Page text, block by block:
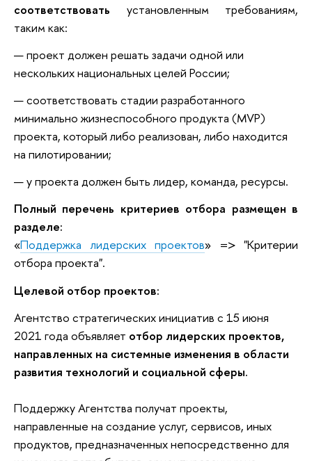
соответствовать установленным требованиям,
таким как:
проект должен решать задачи одной или
нескольких национальных целей России;
соответствовать стадии разработанного
минимально жизнеспособного продукта (MVP)
проекта, который либо реализован, либо находится
на пилотировании;
у проекта должен быть лидер, команда, ресурсы.
Полный перечень критериев отбора размещен в
разделе:
«Поддержка лидерских проектов» => "Критерии
отбора проекта".
Целевой отбор проектов:
Агентство стратегических инициатив с 15 июня
2021 года объявляет отбор лидерских проектов,
направленных на системные изменения в области
развития технологий и социальной сферы.
Поддержку Агентства получат проекты,
направленные на создание услуг, сервисов, иных
продуктов, предназначенных непосредственно для